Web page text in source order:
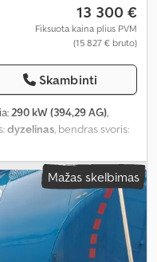
13 300 €
Fiksuota kaina plius PVM
(15 827 € bruto)
Skambinti
290 kW (394,29 AG),
dyzelinas, bendras svoris:
autonominis
Mažas skelbimas